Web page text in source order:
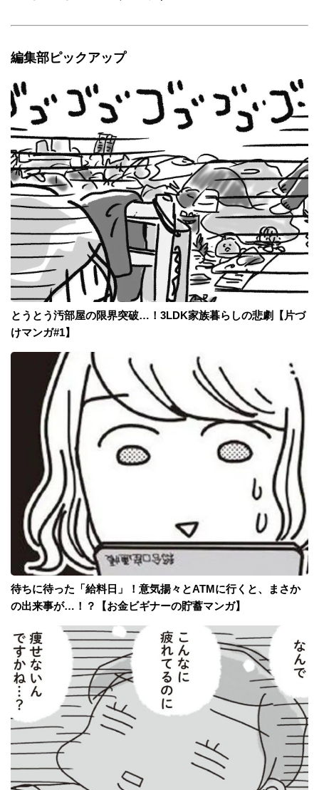
編集部ピックアップ
とうとう汚部屋の限界突破…！3LDK家族暮らしの悲劇【片づ
けマンガ#1】
待ちに待った「給料日」！意気揚々とATMに行くと、まさか
の出来事が…！？【お金ビギナーの貯蓄マンガ】